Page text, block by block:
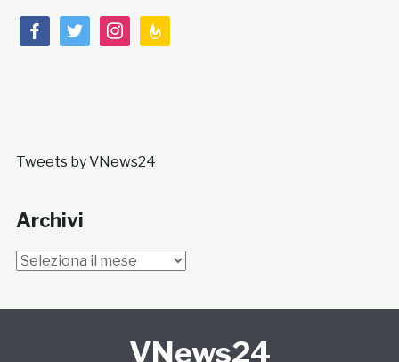
facebooktwitterinstagramfeedburner
Tweets by VNews24
Archivi
Archivi
VNews24